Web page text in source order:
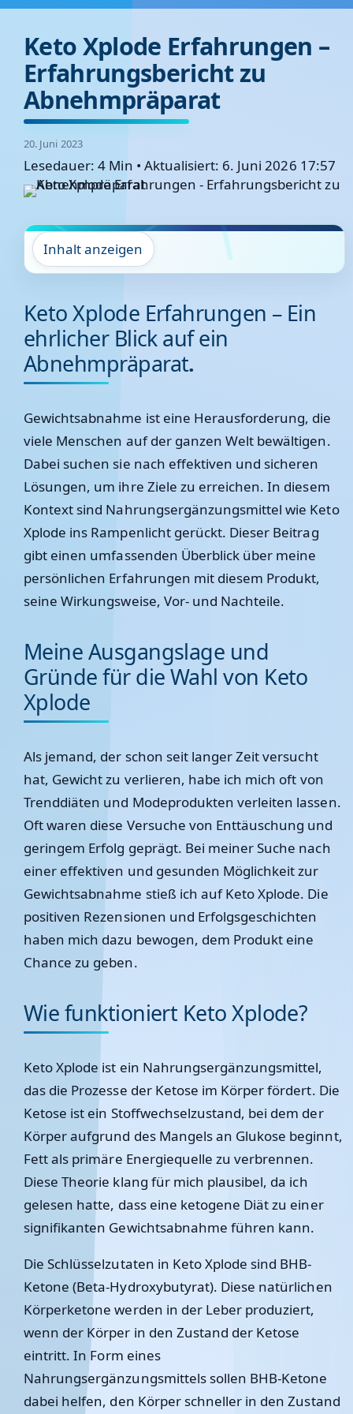
Keto Xplode Erfahrungen –
Erfahrungsbericht zu
Abnehmpräparat
20. Juni 2023
Lesedauer: 4 Min • Aktualisiert: 6. Juni 2026 17:57
Inhalt anzeigen
Keto Xplode Erfahrungen – Ein
ehrlicher Blick auf ein
Abnehmpräparat.
Gewichtsabnahme ist eine Herausforderung, die
viele Menschen auf der ganzen Welt bewältigen.
Dabei suchen sie nach effektiven und sicheren
Lösungen, um ihre Ziele zu erreichen. In diesem
Kontext sind Nahrungsergänzungsmittel wie Keto
Xplode ins Rampenlicht gerückt. Dieser Beitrag
gibt einen umfassenden Überblick über meine
persönlichen Erfahrungen mit diesem Produkt,
seine Wirkungsweise, Vor- und Nachteile.
Meine Ausgangslage und
Gründe für die Wahl von Keto
Xplode
Als jemand, der schon seit langer Zeit versucht
hat, Gewicht zu verlieren, habe ich mich oft von
Trenddiäten und Modeprodukten verleiten lassen.
Oft waren diese Versuche von Enttäuschung und
geringem Erfolg geprägt. Bei meiner Suche nach
einer effektiven und gesunden Möglichkeit zur
Gewichtsabnahme stieß ich auf Keto Xplode. Die
positiven Rezensionen und Erfolgsgeschichten
haben mich dazu bewogen, dem Produkt eine
Chance zu geben.
Wie funktioniert Keto Xplode?
Keto Xplode ist ein Nahrungsergänzungsmittel,
das die Prozesse der Ketose im Körper fördert. Die
Ketose ist ein Stoffwechselzustand, bei dem der
Körper aufgrund des Mangels an Glukose beginnt,
Fett als primäre Energiequelle zu verbrennen.
Diese Theorie klang für mich plausibel, da ich
gelesen hatte, dass eine ketogene Diät zu einer
signifikanten Gewichtsabnahme führen kann.
Die Schlüsselzutaten in Keto Xplode sind BHB-
Ketone (Beta-Hydroxybutyrat). Diese natürlichen
Körperketone werden in der Leber produziert,
wenn der Körper in den Zustand der Ketose
eintritt. In Form eines
Nahrungsergänzungsmittels sollen BHB-Ketone
dabei helfen, den Körper schneller in den Zustand